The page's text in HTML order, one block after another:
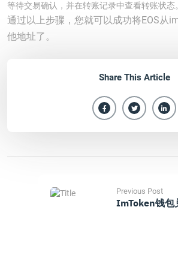
等待交易确认，并在转账记录中查看转账状态。
通过以上步骤，您就可以成功将EOS从
他地址了。
Share This Article
Previous Post
ImToken钱包